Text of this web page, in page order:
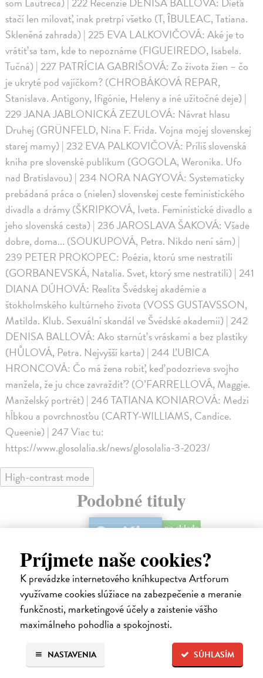
Príjmete naše cookies?
K prevádzke internetového kníhkupectva Artforum
využívame cookies slúžiace na zabezpečenie a meranie
funkčnosti, marketingové účely a zaistenie vášho
maximálneho pohodlia a spokojnosti.
SÚHLASÍM
NASTAVENIA
stačí len milovať, inak pretrpí všetko (T, ÎBULEAC, Tatiana.
Skleněná zahrada) | 225 EVA LALKOVIČOVÁ: Aké je to
vrátiť sa tam, kde to nepoznáme (FIGUEIREDO, Isabela.
Tučná) | 227 PATRÍCIA GABRIŠOVÁ: Zo života žien – čo
je ukryté pod vajíčkom? (CHROBÁKOVÁ REPAR,
Stanislava. Antigony, Ifigónie, Heleny a iné užitočné deje) |
229 JANA JABLONICKÁ ZEZULOVÁ: Návrat hlasu
Druhej (GRÜNFELD, Nina F. Frida. Vojna mojej slovenskej
starej mamy) | 232 EVA PALKOVIČOVÁ: Príliš slovenská
kniha pre slovenské publikum (GOGOLA, Weronika. Ufo
nad Bratislavou) | 234 NORA NAGYOVÁ: Systematicky
prebádaná práca o (nielen) slovenskej ceste feministického
divadla a drámy (ŠKRIPKOVÁ, Iveta. Feministické divadlo a
jeho slovenská cesta) | 236 JAROSLAVA ŠAKOVÁ: Všade
dobre, doma... (SOUKUPOVÁ, Petra. Nikdo není sám) |
239 PETER PROKOPEC: Poézia, ktorú sme nestratili
(GORBANEVSKÁ, Natalia. Svet, ktorý sme nestratili) | 241
DIANA DÚHOVÁ: Realita Švédskej akadémie a
štokholmského kultúrneho života (VOSS GUSTAVSSON,
Matilda. Klub. Sexuální skandál ve Švédské akademii) | 242
DENISA BALLOVÁ: Ako starnúť s vráskami a bez plastiky
(HŮLOVÁ, Petra. Nejvyšší karta) | 244 ĽUBICA
HRONCOVÁ: Čo má žena robiť, keď podozrieva svojho
manžela, že ju chce zavraždiť? (O’FARRELLOVÁ, Maggie.
Manželský portrét) | 246 TATIANA KONIAROVÁ: Medzi
hĺbkou a povrchnosťou (CARTY-WILLIAMS, Candice.
Queenie) | 247 Viac tu:
https://www.glosolalia.sk/news/glosolalia-3-2023/
High-contrast mode
Podobné tituly
na sklade
Sociálne siete musia byť zničené
Marec Samo| Kniha
Sociálne siete nám ubližujú ako jednotlivcom a kazia